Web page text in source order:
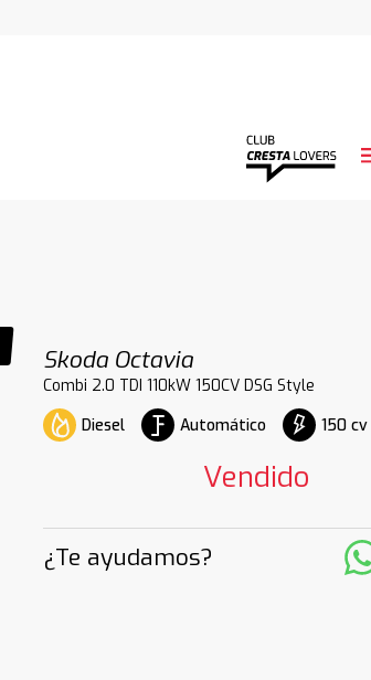
Skoda Octavia
Combi 2.0 TDI 110kW 150CV DSG Style
Diesel
Automático 150 cv
Vendido
¿Te ayudamos?